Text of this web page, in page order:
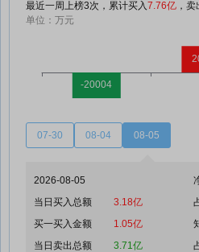
最近一周上榜3次，累计买入7.76亿 ，卖
单位：万元
07-30 08-04 08-05
2026-08-05
当日买入总额
3.18亿
买一买入金额
1.05亿
当日卖出总额
3.71亿